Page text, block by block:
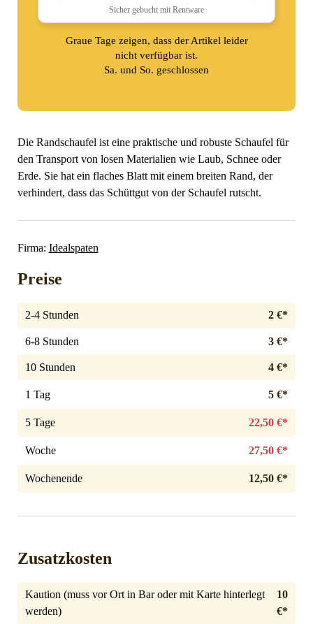
Graue Tage zeigen, dass der Artikel leider
nicht verfügbar ist.
Sa. und So. geschlossen
Die Randschaufel ist eine praktische und robuste Schaufel für
den Transport von losen Materialien wie Laub, Schnee oder
Erde. Sie hat ein flaches Blatt mit einem breiten Rand, der
verhindert, dass das Schüttgut von der Schaufel rutscht.
Firma: Idealspaten
Preise
2-4 Stunden 2 €*
6-8 Stunden 3 €*
10 Stunden 4 €*
1 Tag 5 €*
5 Tage 22,50 €*
Woche 27,50 €*
Wochenende 12,50 €*
Zusatzkosten
Kaution (muss vor Ort in Bar oder mit Karte hinterlegt
werden)
10
€*